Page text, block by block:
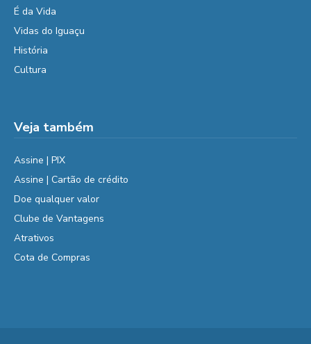
É da Vida
Vidas do Iguaçu
História
Cultura
Veja também
Assine | PIX
Assine | Cartão de crédito
Doe qualquer valor
Clube de Vantagens
Atrativos
Cota de Compras